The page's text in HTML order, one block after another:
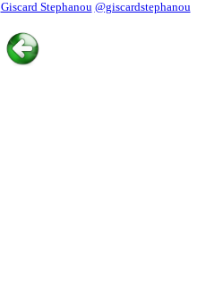
Giscard Stephanou @giscardstephanou